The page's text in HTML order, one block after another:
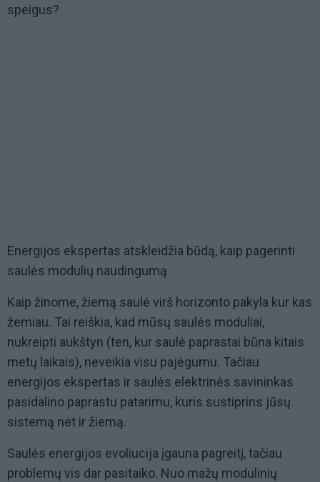
speigus?
Energijos ekspertas atskleidžia būdą, kaip pagerinti
saulės modulių naudingumą
Kaip žinome, žiemą saulė virš horizonto pakyla kur kas
žemiau. Tai reiškia, kad mūsų saulės moduliai,
nukreipti aukštyn (ten, kur saulė paprastai būna kitais
metų laikais), neveikia visu pajėgumu. Tačiau
energijos ekspertas ir saulės elektrinės savininkas
pasidalino paprastu patarimu, kuris sustiprins jūsų
sistemą net ir žiemą.
Saulės energijos evoliucija įgauna pagreitį, tačiau
problemų vis dar pasitaiko. Nuo mažų modulinių